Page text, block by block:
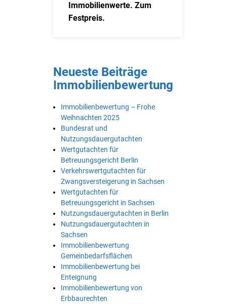
Immobilienwerte. Zum
Festpreis.
Neueste Beiträge
Immobilienbewertung
Immobilienbewertung – Frohe
Weihnachten 2025
Bundesrat und
Nutzungsdauergutachten
Wertgutachten für
Betreuungsgericht Berlin
Verkehrswertgutachten für
Zwangsversteigerung in Sachsen
Wertgutachten für
Betreuungsgericht in Sachsen
Nutzungsdauergutachten in Berlin
Nutzungsdauergutachten in
Sachsen
Immobilienbewertung
Gemeinbedarfsflächen
Immobilienbewertung bei
Enteignung
Immobilienbewertung von
Erbbaurechten